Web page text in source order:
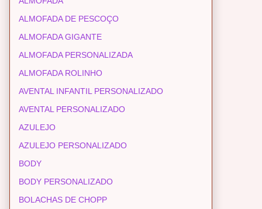
ALMOFADA DE PESCOÇO
ALMOFADA GIGANTE
ALMOFADA PERSONALIZADA
ALMOFADA ROLINHO
AVENTAL INFANTIL PERSONALIZADO
AVENTAL PERSONALIZADO
AZULEJO
AZULEJO PERSONALIZADO
BODY
BODY PERSONALIZADO
BOLACHAS DE CHOPP